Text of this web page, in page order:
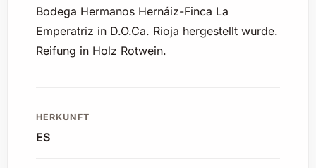
Bodega Hermanos Hernáiz-Finca La
Emperatriz in D.O.Ca. Rioja hergestellt wurde.
Reifung in Holz Rotwein.
HERKUNFT
ES